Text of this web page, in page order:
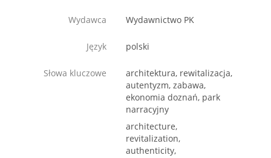
Wydawca Wydawnictwo PK
Język polski
Słowa kluczowe
architektura, rewitalizacja,
autentyzm, zabawa,
ekonomia doznań, park
narracyjny
architecture,
revitalization,
authenticity,